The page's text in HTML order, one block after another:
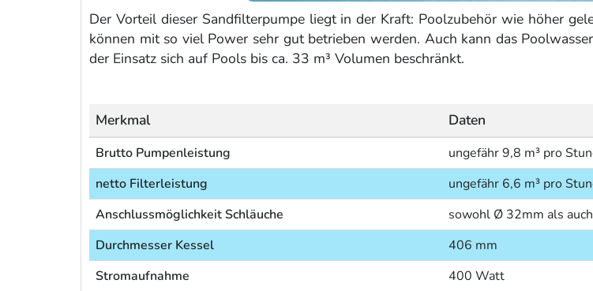
Der Vorteil dieser Sandfilterpumpe liegt in der Kraft: Poolzubehör wie höher
können mit so viel Power sehr gut betrieben werden. Auch kann das
der Einsatz sich auf Pools bis ca. 33 m³ Volumen beschränkt.
Merkmal Daten
Brutto Pumpenleistung
ungefähr 9,8 m³ pro
netto Filterleistung
ungefähr 6,6 m³ pro
Anschlussmöglichkeit Schläuche
sowohl Ø 32mm als
Durchmesser Kessel
406 mm
Stromaufnahme
400 Watt